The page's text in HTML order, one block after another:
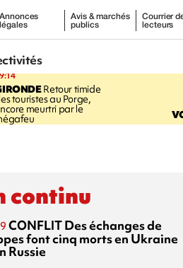
Annonces
légales
Avis & marchés
publics
Courrier
lecteurs
Retour timide
touristes au Porge,
meurtri par le
continu
CONFLITDes échanges de
font cinq morts en Ukraine
Russie